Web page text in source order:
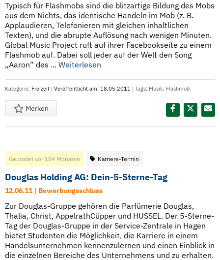
Typisch für Flashmobs sind die blitzartige Bildung des Mobs
aus dem Nichts, das identische Handeln im Mob (z. B.
Applaudieren, Telefonieren mit gleichen inhaltlichen
Texten), und die abrupte Auflösung nach wenigen Minuten.
Global Music Project ruft auf ihrer Facebookseite zu einem
Flashmob auf. Dabei soll jeder auf der Welt den Song
„Aaron“ des ... Weiterlesen
Kategorie: Freizeit | Veröffentlicht am: 18.05.2011 | Tags: Musik, Flashmob
Merken
Gepostet vor 184 Monaten Karriere-Termin
Douglas Holding AG: Dein-5-Sterne-Tag
12.06.11 | Bewerbungsschluss
Zur Douglas-Gruppe gehören die Parfümerie Douglas,
Thalia, Christ, AppelrathCüpper und HUSSEL. Der 5-Sterne-
Tag der Douglas-Gruppe in der Service-Zentrale in Hagen
bietet Studenten die Möglichkeit, die Karriere in einem
Handelsunternehmen kennenzulernen und einen Einblick in
die einzelnen Bereiche des Unternehmens und zu erhalten.